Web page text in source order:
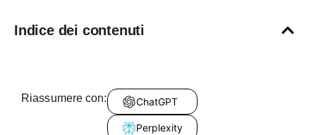
Indice dei contenuti
Riassumere con: ChatGPT
Perplexity